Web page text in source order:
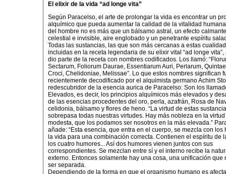
El elixir de la vida “ad longe vita”
Según Paracelso, el arte de prolongar la vida es encontrar un
alquímico que pueda aumentar la calidad de la vitalidad
del hombre no es más que un bálsamo astral, un efecto
celestial e invisible, aire englobado y un penetrante espíritu
Todas las sustancias, las que son más cercanas a estas
incluidas en la receta legendaria de su elixir vital “ad longe
dio parte de la receta con nombres codificados. Los llamó:
Sectarum, Foliorum Daurae, Essentiarum Auri, Perlarum,
Croci, Chelidoniae, Melissae”. Lo que estos nombres significan
recientemente decodificado por el alquimista germano Achim
redescubridor de la esencia aurica de Paracelso: Son los
Elevados, es decir, los principios alquímicos más elevados y
de las esencias procedentes del oro, perla, azafrán, Rosa de
celidonia, bálsamo y flores de heno. “La virtud de estas
sobrepasa todas nuestras virtudes. Hay más nobleza en la
modesta, que los podamos ser nosotros en la más elevada.”
añade: “Esta esencia, que entra en el cuerpo, se mezcla con los
la vida para una combinación correcta. Contienen el espíritu de
los cuatro humores... Así dos humores vienen juntos con sus
correspondientes. Se mezclan entre sí y el interno recibe la
externo. Entonces solamente hay una cosa, una unificación que
ser separada.
Dependiendo de la forma en que el organismo humano es